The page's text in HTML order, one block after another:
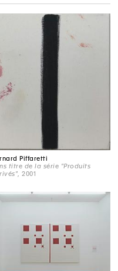
Piffaretti
titre de la série "Produits
, 2001